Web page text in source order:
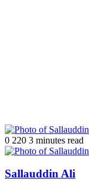
0 220 3 minutes read
Sallauddin Ali